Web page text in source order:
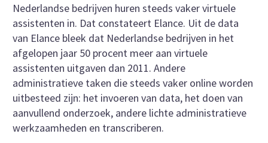
Nederlandse bedrijven huren steeds vaker virtuele
assistenten in. Dat constateert Elance. Uit de data
van Elance bleek dat Nederlandse bedrijven in het
afgelopen jaar 50 procent meer aan virtuele
assistenten uitgaven dan 2011. Andere
administratieve taken die steeds vaker online worden
uitbesteed zijn: het invoeren van data, het doen van
aanvullend onderzoek, andere lichte administratieve
werkzaamheden en transcriberen.